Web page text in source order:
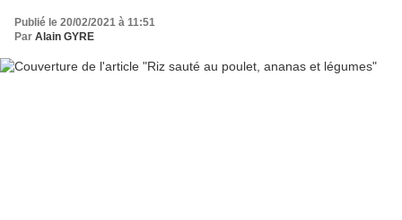
Publié le 20/02/2021 à 11:51
Par Alain GYRE